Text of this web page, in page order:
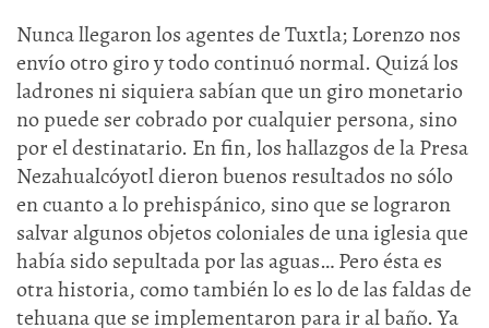
Nunca llegaron los agentes de Tuxtla; Lorenzo nos
envío otro giro y todo continuó normal. Quizá los
ladrones ni siquiera sabían que un giro monetario
no puede ser cobrado por cualquier persona, sino
por el destinatario. En fin, los hallazgos de la Presa
Nezahualcóyotl dieron buenos resultados no sólo
en cuanto a lo prehispánico, sino que se lograron
salvar algunos objetos coloniales de una iglesia que
había sido sepultada por las aguas… Pero ésta es
otra historia, como también lo es lo de las faldas de
tehuana que se implementaron para ir al baño. Ya